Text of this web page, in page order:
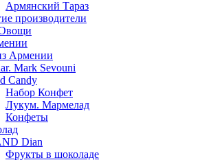
Армянский Тараз
производители
Армении
Mark Sevouni
Candy
Набор Конфет
Лукум. Мармелад
Конфеты
Dian
Фрукты в шоколаде